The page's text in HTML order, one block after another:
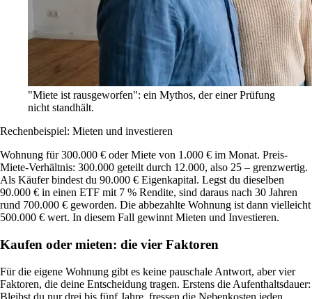
"Miete ist rausgeworfen": ein Mythos, der einer Prüfung
nicht standhält.
Rechenbeispiel: Mieten und investieren
Wohnung für 300.000 € oder Miete von 1.000 € im Monat. Preis-
Miete-Verhältnis: 300.000 geteilt durch 12.000, also 25 – grenzwertig.
Als Käufer bindest du 90.000 € Eigenkapital. Legst du dieselben
90.000 € in einen ETF mit 7 % Rendite, sind daraus nach 30 Jahren
rund 700.000 € geworden. Die abbezahlte Wohnung ist dann vielleicht
500.000 € wert. In diesem Fall gewinnt Mieten und Investieren.
Kaufen oder mieten: die vier Faktoren
Für die eigene Wohnung gibt es keine pauschale Antwort, aber vier
Faktoren, die deine Entscheidung tragen. Erstens die Aufenthaltsdauer:
Bleibst du nur drei bis fünf Jahre, fressen die Nebenkosten jeden